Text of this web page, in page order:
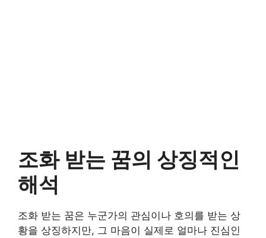
조화 받는 꿈의 상징적인
해석
조화 받는 꿈은 누군가의 관심이나 호의를 받는 상
황을 상징하지만, 그 마음이 실제로 얼마나 진심인